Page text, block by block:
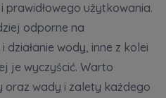
użytkowania.
odporne na
wody, inne z kolei
je wyczyścić. Warto
oraz wady i zalety każdego
z nami